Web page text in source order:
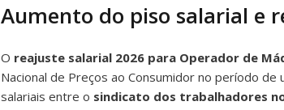
Aumento do piso salarial e
O reajuste salarial 2026 para Operador de
Nacional de Preços ao Consumidor no período
salariais entre o sindicato dos trabalhadores